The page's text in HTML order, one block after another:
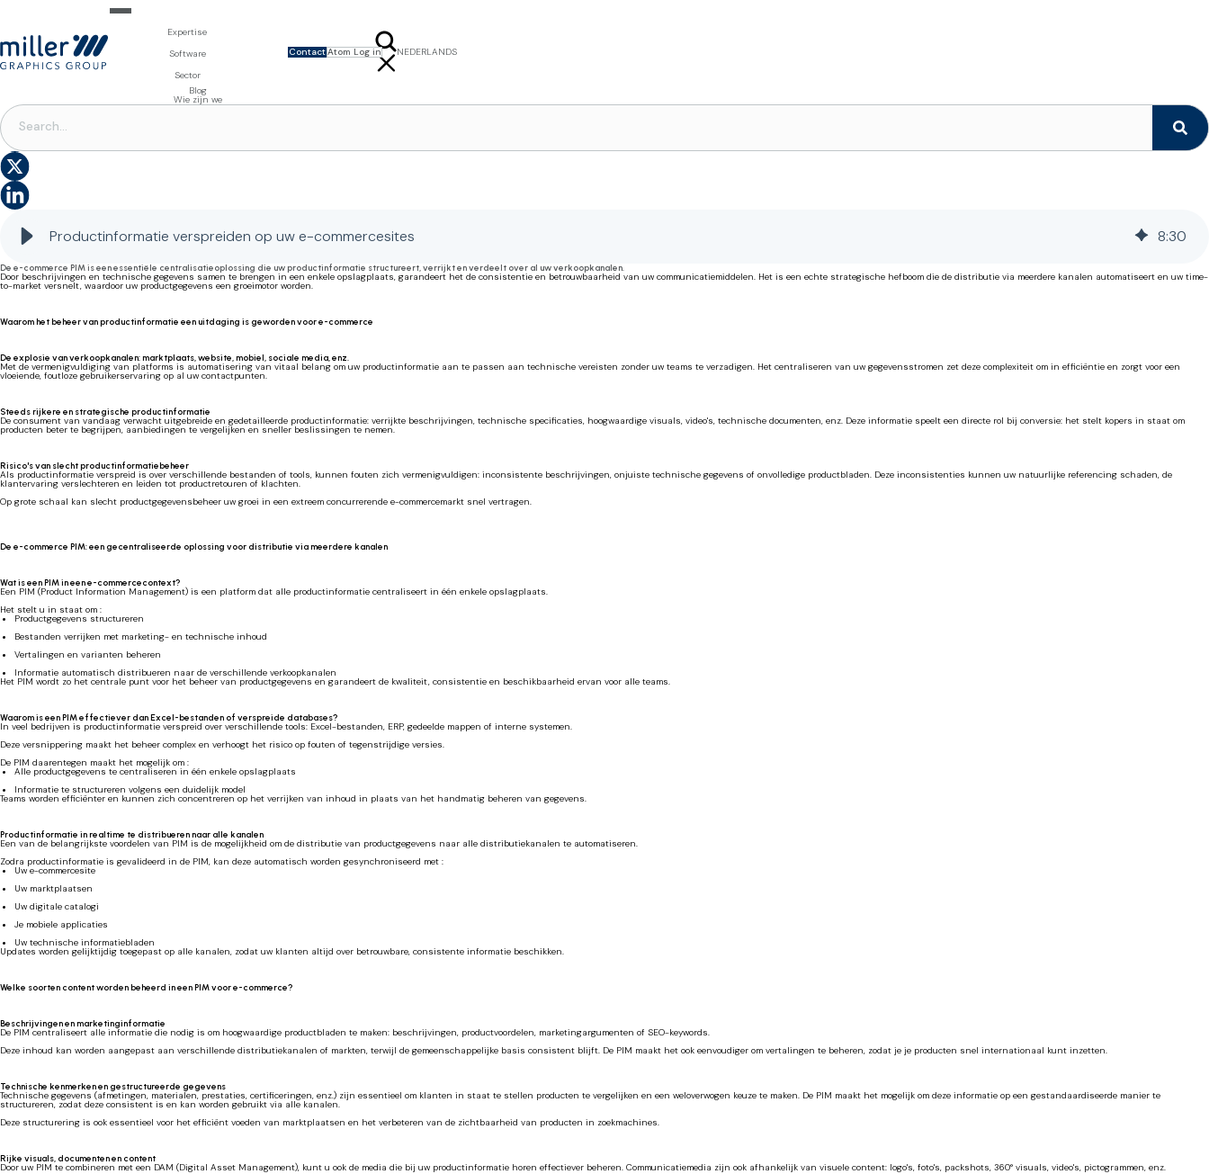
Expertise
Expertise voor merkeigenaars
3D Visualisaties
Software voor verpakkingen
Expertise voor drukkerijen
Printbenodigdheden
Software
Digital Asset Management - DAM
Product Information Management - PIM
Template Based Editing - Creator
Digital Publishing - MAG
Sector
Voeding en DrankenBlog
Wie zijn we
ContactAtom Log in
NEDERLANDS
ENGLISH
FRANÇAIS
PRODUCT INFORMATION MANAGEMENT
Hoe u uw productinformatie effectief op al uw e-commercewebsites kunt presenteren
Productinformatie verspreiden op uw e-commercesites 8:30
De e-commerce PIM is een essentiële centralisatieoplossing die uw productinformatie structureert, verrijkt en verdeelt over al uw verkoopkanalen.
Door beschrijvingen en technische gegevens samen te brengen in een enkele opslagplaats, garandeert het de consistentie en betrouwbaarheid van uw communicatiemiddelen. Het is een echte strategische hefboom die de distributie via meerdere kanalen automatiseert en uw time-
to-market versnelt, waardoor uw productgegevens een groeimotor worden.
Waarom het beheer van productinformatie een uitdaging is geworden voor e-commerce
De explosie van verkoopkanalen: marktplaats, website, mobiel, sociale media, enz.
Met de vermenigvuldiging van platforms is automatisering van vitaal belang om uw productinformatie aan te passen aan technische vereisten zonder uw teams te verzadigen. Het centraliseren van uw gegevensstromen zet deze complexiteit om in efficiëntie en zorgt voor een
vloeiende, foutloze gebruikerservaring op al uw contactpunten.
Steeds rijkere en strategische productinformatie
De consument van vandaag verwacht uitgebreide en gedetailleerde productinformatie: verrijkte beschrijvingen, technische specificaties, hoogwaardige visuals, video's, technische documenten, enz. Deze informatie speelt een directe rol bij conversie: het stelt kopers in staat om
producten beter te begrijpen, aanbiedingen te vergelijken en sneller beslissingen te nemen.
Risico's van slecht productinformatiebeheer
Als productinformatie verspreid is over verschillende bestanden of tools, kunnen fouten zich vermenigvuldigen: inconsistente beschrijvingen, onjuiste technische gegevens of onvolledige productbladen. Deze inconsistenties kunnen uw natuurlijke referencing schaden, de
klantervaring verslechteren en leiden tot productretouren of klachten.
Op grote schaal kan slecht productgegevensbeheer uw groei in een extreem concurrerende e-commercemarkt snel vertragen.
De e-commerce PIM: een gecentraliseerde oplossing voor distributie via meerdere kanalen
Wat is een PIM in een e-commercecontext?
Een PIM (Product Information Management) is een platform dat alle productinformatie centraliseert in één enkele opslagplaats.
Het stelt u in staat om :
Productgegevens structureren
Bestanden verrijken met marketing- en technische inhoud
Vertalingen en varianten beheren
Informatie automatisch distribueren naar de verschillende verkoopkanalen
Het PIM wordt zo het centrale punt voor het beheer van productgegevens en garandeert de kwaliteit, consistentie en beschikbaarheid ervan voor alle teams.
Waarom is een PIM effectiever dan Excel-bestanden of verspreide databases?
In veel bedrijven is productinformatie verspreid over verschillende tools: Excel-bestanden, ERP, gedeelde mappen of interne systemen.
Deze versnippering maakt het beheer complex en verhoogt het risico op fouten of tegenstrijdige versies.
De PIM daarentegen maakt het mogelijk om :
Alle productgegevens te centraliseren in één enkele opslagplaats
Informatie te structureren volgens een duidelijk model
Teams worden efficiënter en kunnen zich concentreren op het verrijken van inhoud in plaats van het handmatig beheren van gegevens.
Productinformatie in realtime te distribueren naar alle kanalen
Een van de belangrijkste voordelen van PIM is de mogelijkheid om de distributie van productgegevens naar alle distributiekanalen te automatiseren.
Zodra productinformatie is gevalideerd in de PIM, kan deze automatisch worden gesynchroniseerd met :
Uw e-commercesite
Uw marktplaatsen
Uw digitale catalogi
Je mobiele applicaties
Uw technische informatiebladen
Updates worden gelijktijdig toegepast op alle kanalen, zodat uw klanten altijd over betrouwbare, consistente informatie beschikken.
Welke soorten content worden beheerd in een PIM voor e-commerce?
Beschrijvingen en marketinginformatie
De PIM centraliseert alle informatie die nodig is om hoogwaardige productbladen te maken: beschrijvingen, productvoordelen, marketingargumenten of SEO-keywords.
Deze inhoud kan worden aangepast aan verschillende distributiekanalen of markten, terwijl de gemeenschappelijke basis consistent blijft. De PIM maakt het ook eenvoudiger om vertalingen te beheren, zodat je je producten snel internationaal kunt inzetten.
Technische kenmerken en gestructureerde gegevens
Technische gegevens (afmetingen, materialen, prestaties, certificeringen, enz.) zijn essentieel om klanten in staat te stellen producten te vergelijken en een weloverwogen keuze te maken. De PIM maakt het mogelijk om deze informatie op een gestandaardiseerde manier te
structureren, zodat deze consistent is en kan worden gebruikt via alle kanalen.
Deze structurering is ook essentieel voor het efficiënt voeden van marktplaatsen en het verbeteren van de zichtbaarheid van producten in zoekmachines.
Rijke visuals, documenten en content
Door uw PIM te combineren met een DAM (Digital Asset Management), kunt u ook de media die bij uw productinformatie horen effectiever beheren. Communicatiemedia zijn ook afhankelijk van visuele content: logo's, foto's, packshots, 360° visuals, video's, pictogrammen, enz.